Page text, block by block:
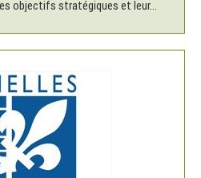
objectifs stratégiques et leur...